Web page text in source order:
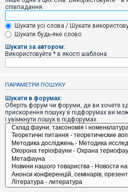
Т
е
м
и
б
і
п
о
в
і
д
співпадання.
Шукати усі слова / Шукати
Шукати будь-яке слово
Шукати за автором:
Використовуйте * в якості шаблона
ПАРАМЕТРИ ПОШУКУ
Шукати в форумах:
Оберіть форум чи форуми, де ви хочете
прискорення пошуку в підфорумах ви
і увімкнути пошук в підфорумах.